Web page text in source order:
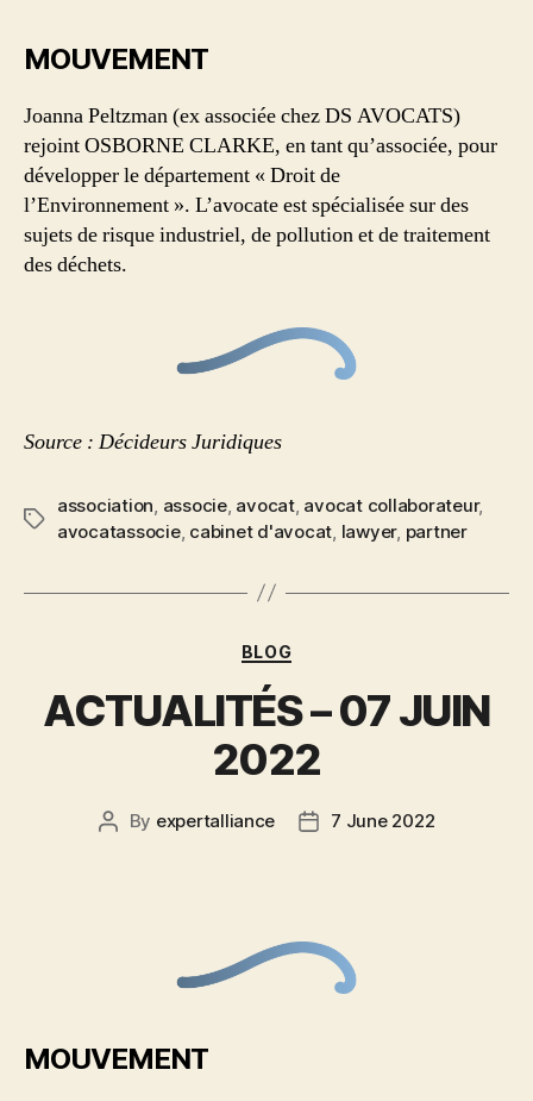
MOUVEMENT
Joanna Peltzman (ex associée chez DS AVOCATS)
rejoint OSBORNE CLARKE, en tant qu’associée, pour
développer le département « Droit de
l’Environnement ». L’avocate est spécialisée sur des
sujets de risque industriel, de pollution et de traitement
des déchets.
Source : Décideurs Juridiques
association, associe, avocat, avocat collaborateur,
avocatassocie, cabinet d'avocat, lawyer, partner
BLOG
ACTUALITÉS – 07 JUIN
2022
By expertalliance 7 June 2022
MOUVEMENT